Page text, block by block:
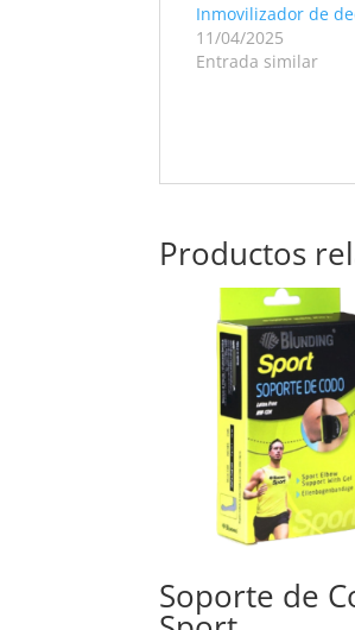
Inmovilizador de
11/04/2025
Entrada similar
Productos
Soporte de